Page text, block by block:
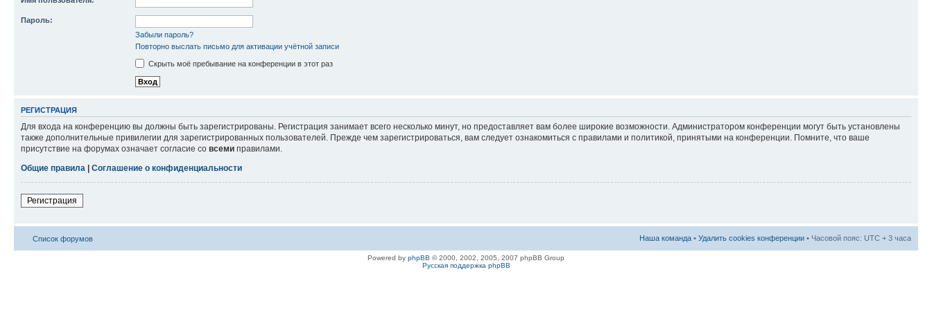
Пароль:
Забыли пароль?
Повторно выслать письмо для активации учётной записи
Скрыть моё пребывание на конференции в этот раз
РЕГИСТРАЦИЯ
Для входа на конференцию вы должны быть зарегистрированы. Регистрация занимает всего несколько минут, но предоставляет вам более широкие возможности. Администратором конференции могут быть установлены
также дополнительные привилегии для зарегистрированных пользователей. Прежде чем зарегистрироваться, вам следует ознакомиться с правилами и политикой, принятыми на конференции. Помните, что ваше
присутствие на форумах означает согласие со всеми правилами.
Общие правила | Соглашение о конфиденциальности
Регистрация
Список форумов Наша команда • Удалить cookies конференции • Часовой пояс: UTC + 3 часа
Powered by phpBB © 2000, 2002, 2005, 2007 phpBB Group
Русская поддержка phpBB